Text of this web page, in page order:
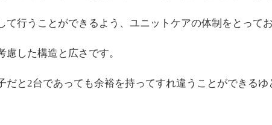
行うことができるよう、ユニットケアの体制をとってお
した構造と広さです。
と2台であっても余裕を持ってすれ違うことができるゆ